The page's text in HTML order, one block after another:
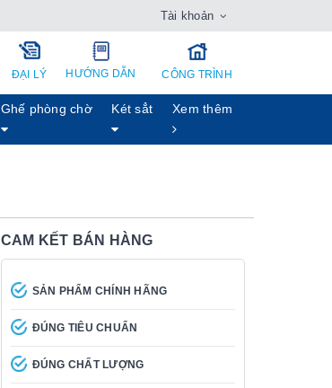
Tài khoản
ĐẠI LÝ HƯỚNG DẪN CÔNG TRÌNH
Ghế phòng chờ Két sẳt Xem thêm
CAM KẾT BÁN HÀNG
SẢN PHẨM CHÍNH HÃNG
ĐÚNG TIÊU CHUẨN
ĐÚNG CHẤT LƯỢNG